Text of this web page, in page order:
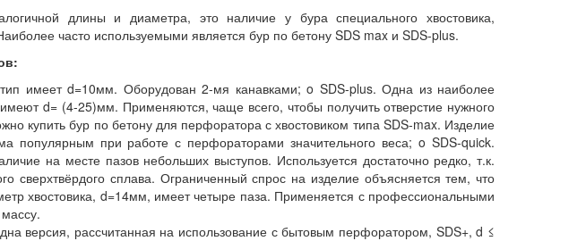
длины и диаметра, это наличие у бура специального хвостовика,
часто используемыми является бур по бетону SDS max и SDS-plus.
имеет d=10мм. Оборудован 2-мя канавками; o SDS-plus. Одна из наиболее
d= (4-25)мм. Применяются, чаще всего, чтобы получить отверстие нужного
купить бур по бетону для перфоратора с хвостовиком типа SDS-max. Изделие
популярным при работе с перфораторами значительного веса; o SDS-quick.
на месте пазов небольших выступов. Используется достаточно редко, т.к.
сверхтвёрдого сплава. Ограниченный спрос на изделие объясняется тем, что
хвостовика, d=14мм, имеет четыре паза. Применяется с профессиональными
версия, рассчитанная на использование с бытовым перфоратором, SDS+, d ≤